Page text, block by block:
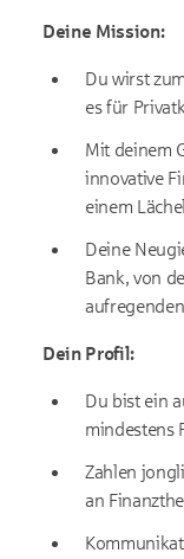
Deine Mission:
Du wirst
es für
Mit deinem
innovative
einem
Deine
Bank, von
Dein Profil:
Du bist ein
mindestens
Zahlen
an